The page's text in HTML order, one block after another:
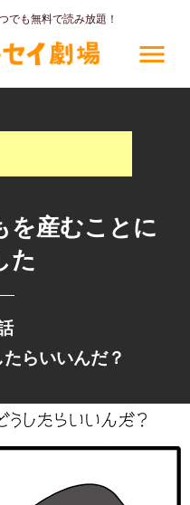
でも無料で読み放題！
menu
を産むことに
た
らいいんだ？